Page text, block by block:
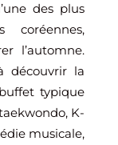
des plus
coréennes,
l’automne.
découvrir la
typique
K-
musicale,